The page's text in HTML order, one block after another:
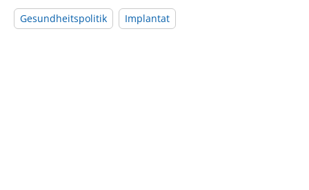
Gesundheitspolitik Implantat